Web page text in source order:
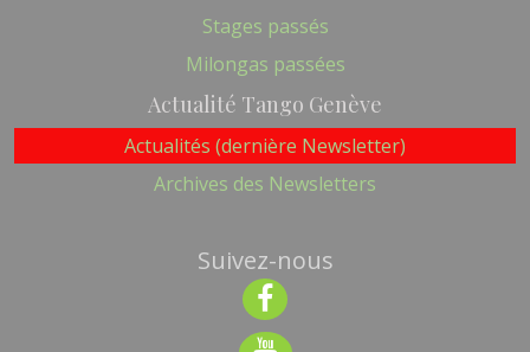
Stages passés
Milongas passées
Actualité Tango Genève
Actualités (dernière Newsletter)
Archives des Newsletters
Suivez-nous